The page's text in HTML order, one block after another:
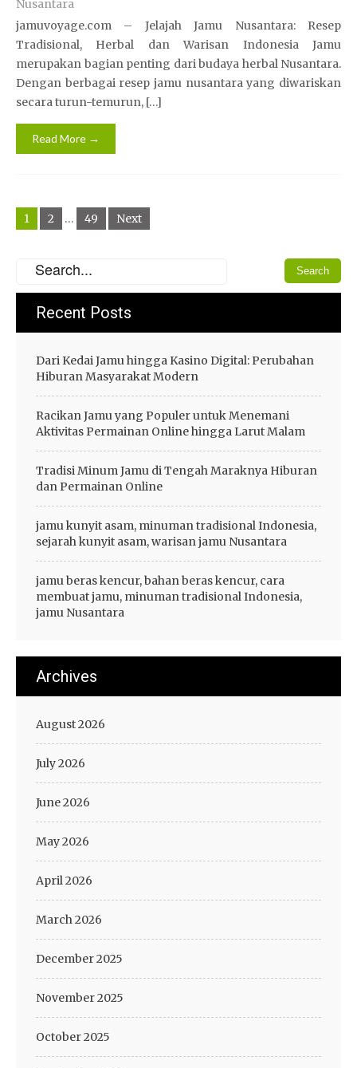
Nusantara
jamuvoyage.com – Jelajah Jamu Nusantara: Resep
Tradisional, Herbal dan Warisan Indonesia Jamu
merupakan bagian penting dari budaya herbal Nusantara.
Dengan berbagai resep jamu nusantara yang diwariskan
secara turun-temurun, […]
Read More →
Posts
pagination
1 2 … 49 Next
Recent Posts
Dari Kedai Jamu hingga Kasino Digital: Perubahan
Hiburan Masyarakat Modern
Racikan Jamu yang Populer untuk Menemani
Aktivitas Permainan Online hingga Larut Malam
Tradisi Minum Jamu di Tengah Maraknya Hiburan
dan Permainan Online
jamu kunyit asam, minuman tradisional Indonesia,
sejarah kunyit asam, warisan jamu Nusantara
jamu beras kencur, bahan beras kencur, cara
membuat jamu, minuman tradisional Indonesia,
jamu Nusantara
Archives
August 2026
July 2026
June 2026
May 2026
April 2026
March 2026
December 2025
November 2025
October 2025